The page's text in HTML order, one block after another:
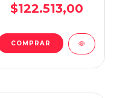
C/amortiguacion
$122.513,00